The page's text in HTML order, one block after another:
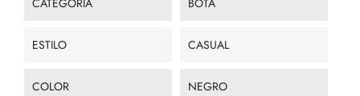
CATEGORIA BOTA
ESTILO CASUAL
COLOR NEGRO